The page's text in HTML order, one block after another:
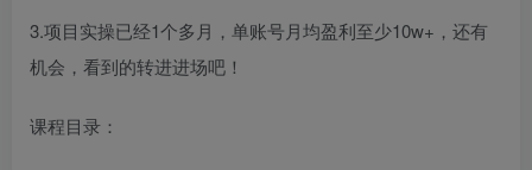
3.项目实操已经1个多月，单账号月均盈利至少10w+，还有
机会，看到的转进进场吧！
课程目录：